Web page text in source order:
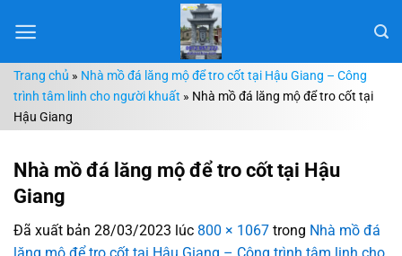
đến
dungTrang chủ » Nhà mồ đá lăng mộ để tro cốt tại Hậu Giang – Công
trình tâm linh cho người khuất » Nhà mồ đá lăng mộ để tro cốt tại
Hậu Giang
Nhà mồ đá lăng mộ để tro cốt tại Hậu
Giang
Đã xuất bản 28/03/2023 lúc 800 × 1067 trong Nhà mồ đá